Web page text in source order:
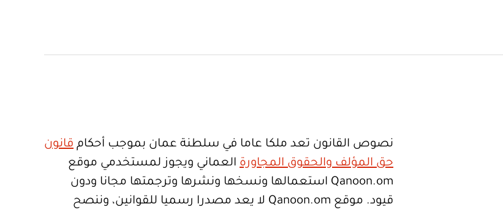
نصوص القانون تعد ملكا عاما في سلطنة عمان بموجب أحكام قانون
حق المؤلف والحقوق المجاورة العماني ويجوز لمستخدمي موقع
Qanoon.om استعمالها ونسخها ونشرها وترجمتها مجانا ودون
قيود. موقع Qanoon.om لا يعد مصدرا رسميا للقوانين، وننصح